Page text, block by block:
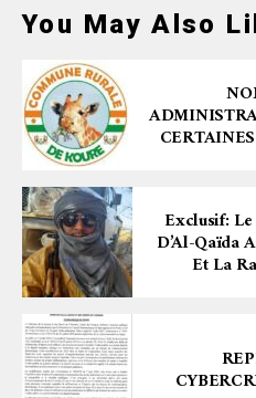
You May Also
Exclusif:
D’Al-Qaïda
Et La